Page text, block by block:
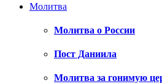
Молитва
Молитва о России
Пост Даниила
Молитва за гонимую